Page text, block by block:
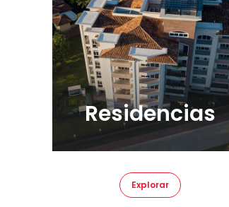
Residencias
Explorar